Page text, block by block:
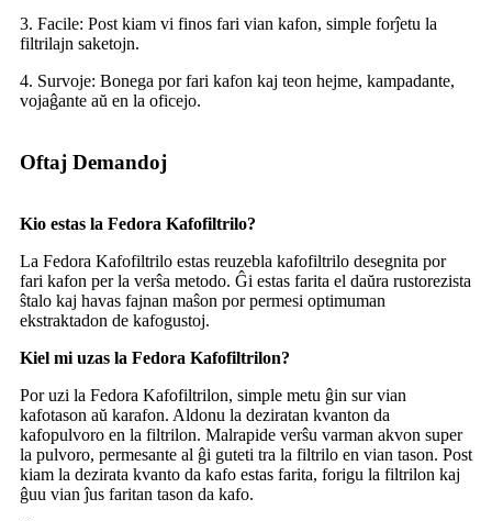
3. Facile: Post kiam vi finos fari vian kafon, simple forĵetu la
filtrilajn saketojn.
4. Survoje: Bonega por fari kafon kaj teon hejme, kampadante,
vojaĝante aŭ en la oficejo.
Oftaj Demandoj
Kio estas la Fedora Kafofiltrilo?
La Fedora Kafofiltrilo estas reuzebla kafofiltrilo desegnita por
fari kafon per la verŝa metodo. Ĝi estas farita el daŭra rustorezista
ŝtalo kaj havas fajnan maŝon por permesi optimuman
ekstraktadon de kafogustoj.
Kiel mi uzas la Fedora Kafofiltrilon?
Por uzi la Fedora Kafofiltrilon, simple metu ĝin sur vian
kafotason aŭ karafon. Aldonu la deziratan kvanton da
kafopulvoro en la filtrilon. Malrapide verŝu varman akvon super
la pulvoro, permesante al ĝi guteti tra la filtrilo en vian tason. Post
kiam la dezirata kvanto da kafo estas farita, forigu la filtrilon kaj
ĝuu vian ĵus faritan tason da kafo.